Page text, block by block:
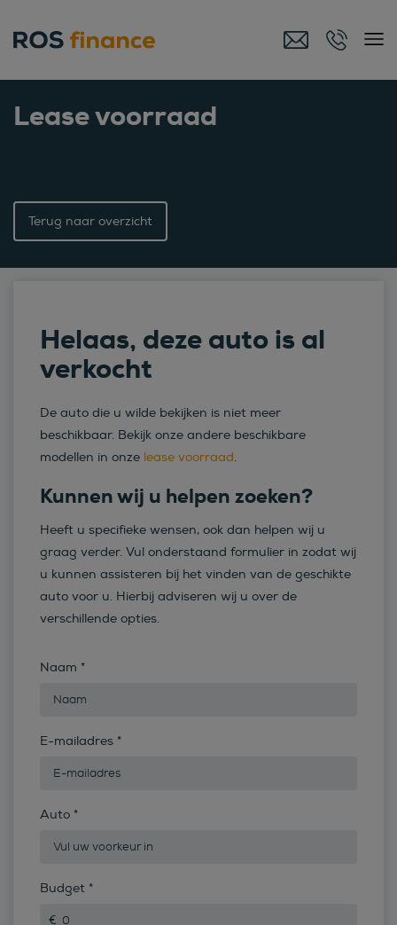
Lease voorraad
Terug naar overzicht
Helaas, deze auto is al
verkocht
De auto die u wilde bekijken is niet meer
beschikbaar. Bekijk onze andere beschikbare
modellen in onze lease voorraad.
Kunnen wij u helpen zoeken?
Heeft u specifieke wensen, ook dan helpen wij u
graag verder. Vul onderstaand formulier in zodat wij
u kunnen assisteren bij het vinden van de geschikte
auto voor u. Hierbij adviseren wij u over de
verschillende opties.
Naam *
E-mailadres *
Auto *
Budget *